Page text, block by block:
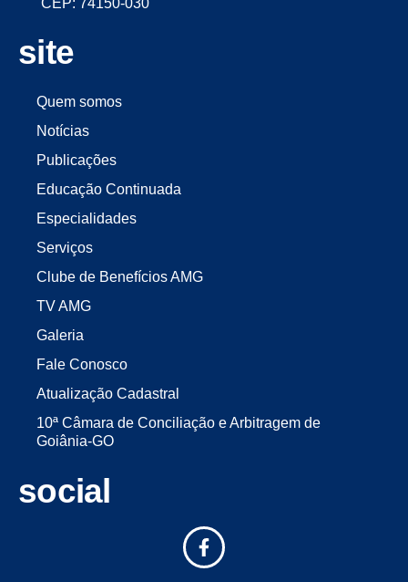
site
Quem somos
Notícias
Publicações
Educação Continuada
Especialidades
Serviços
Clube de Benefícios AMG
TV AMG
Galeria
Fale Conosco
Atualização Cadastral
10ª Câmara de Conciliação e Arbitragem de
Goiânia-GO
social